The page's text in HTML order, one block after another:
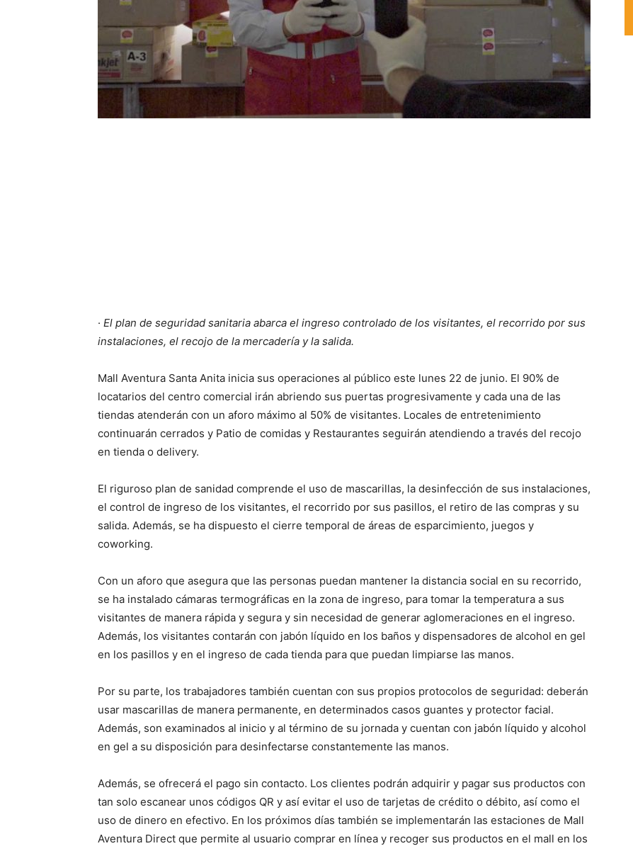
· El plan de seguridad sanitaria abarca el ingreso controlado de los visitantes, el recorrido por sus
instalaciones, el recojo de la mercadería y la salida.
Mall Aventura Santa Anita inicia sus operaciones al público este lunes 22 de junio. El 90% de
locatarios del centro comercial irán abriendo sus puertas progresivamente y cada una de las
tiendas atenderán con un aforo máximo al 50% de visitantes. Locales de entretenimiento
continuarán cerrados y Patio de comidas y Restaurantes seguirán atendiendo a través del recojo
en tienda o delivery.
El riguroso plan de sanidad comprende el uso de mascarillas, la desinfección de sus instalaciones,
el control de ingreso de los visitantes, el recorrido por sus pasillos, el retiro de las compras y su
salida. Además, se ha dispuesto el cierre temporal de áreas de esparcimiento, juegos y
coworking.
Con un aforo que asegura que las personas puedan mantener la distancia social en su recorrido,
se ha instalado cámaras termográficas en la zona de ingreso, para tomar la temperatura a sus
visitantes de manera rápida y segura y sin necesidad de generar aglomeraciones en el ingreso.
Además, los visitantes contarán con jabón líquido en los baños y dispensadores de alcohol en gel
en los pasillos y en el ingreso de cada tienda para que puedan limpiarse las manos.
Por su parte, los trabajadores también cuentan con sus propios protocolos de seguridad: deberán
usar mascarillas de manera permanente, en determinados casos guantes y protector facial.
Además, son examinados al inicio y al término de su jornada y cuentan con jabón líquido y alcohol
en gel a su disposición para desinfectarse constantemente las manos.
Además, se ofrecerá el pago sin contacto. Los clientes podrán adquirir y pagar sus productos con
tan solo escanear unos códigos QR y así evitar el uso de tarjetas de crédito o débito, así como el
uso de dinero en efectivo. En los próximos días también se implementarán las estaciones de Mall
Aventura Direct que permite al usuario comprar en línea y recoger sus productos en el mall en los